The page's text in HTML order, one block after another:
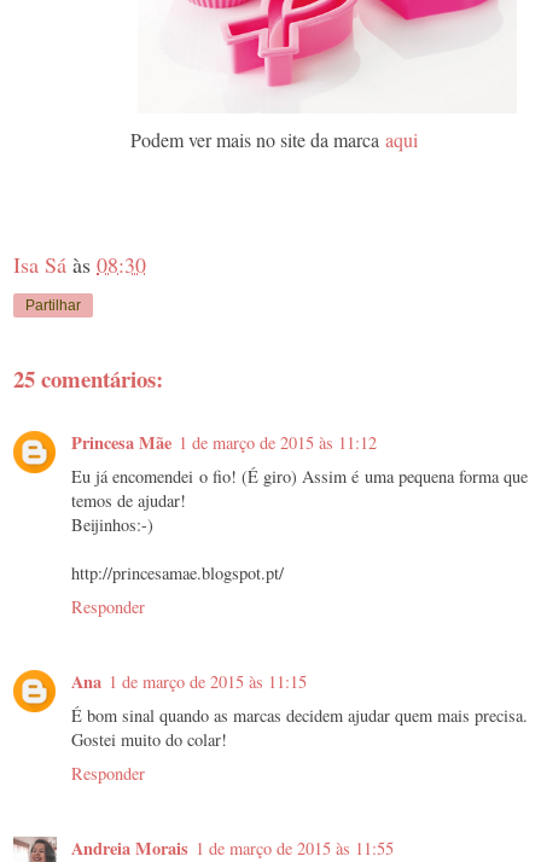
Podem ver mais no site da marca aqui
Isa Sá às 08:30
Partilhar
25 comentários:
Princesa Mãe 1 de março de 2015 às 11:12
Eu já encomendei o fio! (É giro) Assim é uma pequena forma que
temos de ajudar!
Beijinhos:-)
http://princesamae.blogspot.pt/
Responder
Ana 1 de março de 2015 às 11:15
É bom sinal quando as marcas decidem ajudar quem mais precisa.
Gostei muito do colar!
Responder
Andreia Morais 1 de março de 2015 às 11:55